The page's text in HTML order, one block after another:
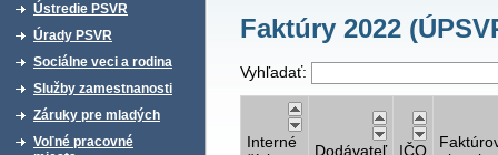
Ústredie PSVR
Úrady PSVR
Sociálne veci a rodina
Služby zamestnanosti
Záruky pre mladých
Voľné pracovné
Faktúry 2022
Vyhľadať:
Interné
Dodávateľ IČO